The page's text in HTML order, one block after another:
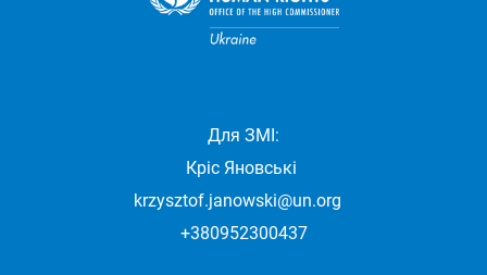
Для ЗМІ:
Кріс Яновські
krzysztof.janowski@un.org
+380952300437